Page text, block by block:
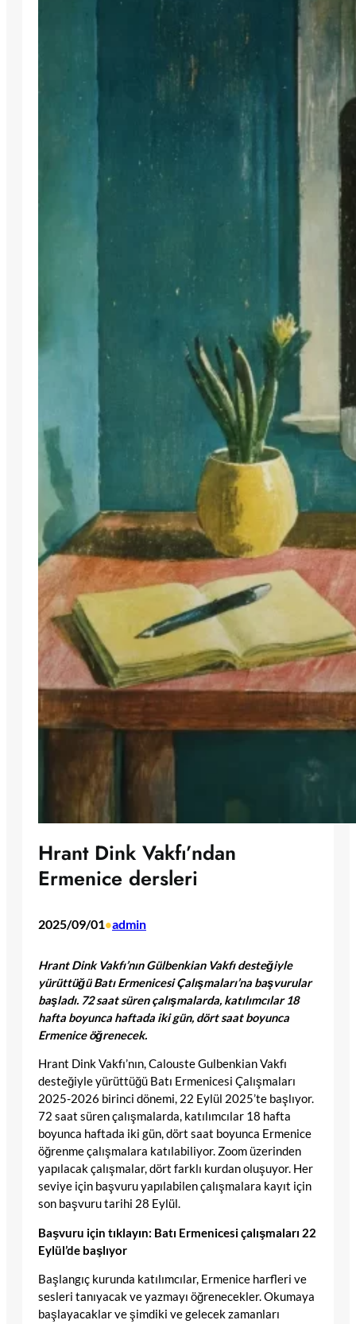
Hrant Dink Vakfı’ndan
Ermenice dersleri
2025/09/01•admin
Hrant Dink Vakfı’nın Gülbenkian Vakfı desteğiyle
yürüttüğü Batı Ermenicesi Çalışmaları’na başvurular
başladı. 72 saat süren çalışmalarda, katılımcılar 18
hafta boyunca haftada iki gün, dört saat boyunca
Ermenice öğrenecek.
Hrant Dink Vakfı’nın, Calouste Gulbenkian Vakfı
desteğiyle yürüttüğü Batı Ermenicesi Çalışmaları
2025-2026 birinci dönemi, 22 Eylül 2025’te başlıyor.
72 saat süren çalışmalarda, katılımcılar 18 hafta
boyunca haftada iki gün, dört saat boyunca Ermenice
öğrenme çalışmalara katılabiliyor. Zoom üzerinden
yapılacak çalışmalar, dört farklı kurdan oluşuyor. Her
seviye için başvuru yapılabilen çalışmalara kayıt için
son başvuru tarihi 28 Eylül.
Başvuru için tıklayın: Batı Ermenicesi çalışmaları 22
Eylül’de başlıyor
Başlangıç kurunda katılımcılar, Ermenice harfleri ve
sesleri tanıyacak ve yazmayı öğrenecekler. Okumaya
başlayacaklar ve şimdiki ve gelecek zamanları